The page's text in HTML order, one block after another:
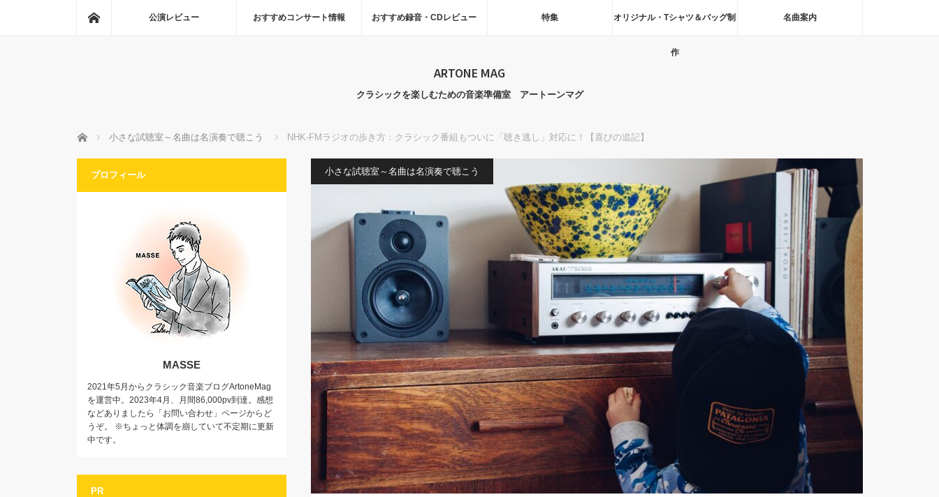
公演レビュー おすすめコンサート情報 おすすめ録音・CDレビュー 特集 オリジナル・Tシャツ＆バッグ制
作
名曲案内
ARTONE MAG
クラシックを楽しむための音楽準備室 アートーンマグ
ホーム 小さな試聴室～名曲は名演奏で聴こう NHK-FMラジオの歩き方：クラシック番組もついに「聴き逃し」対応に！【喜びの追記】
小さな試聴室～名曲は名演奏で聴こう
プロフィール
MASSE
2021年5月からクラシック音楽ブログArtoneMag
を運営中。2023年4月、月間86,000pv到達。感想
などありましたら「お問い合わせ」ページからど
うぞ。 ※ちょっと体調を崩していて不定期に更新
中です。
PR